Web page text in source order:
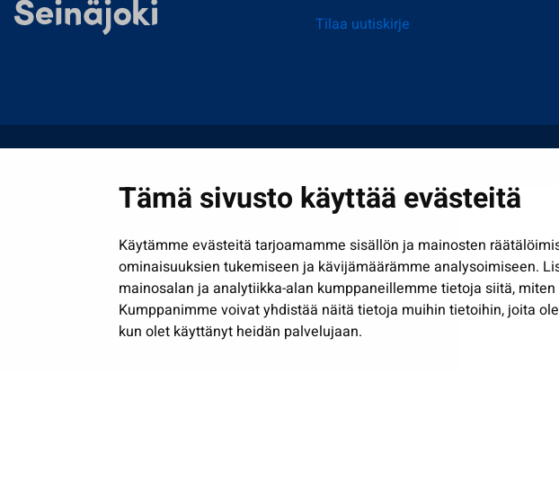
Tämä sivusto käyttää evästeitä
Käytämme evästeitä tarjoamamme sisällön ja mainosten
ominaisuuksien tukemiseen ja kävijämäärämme analysoimiseen.
mainosalan ja analytiikka-alan kumppaneillemme tietoja siitä,
Kumppanimme voivat yhdistää näitä tietoja muihin tietoihin, joita
kun olet käyttänyt heidän palvelujaan.
Tilaa uutiskirje